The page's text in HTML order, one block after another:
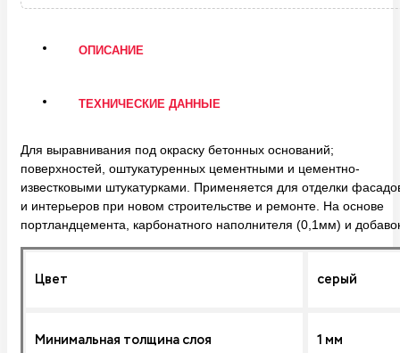
ОПИСАНИЕ
ТЕХНИЧЕСКИЕ ДАННЫЕ
Для выравнивания под окраску бетонных оснований;
поверхностей, оштукатуренных цементными и цементно-
известковыми штукатурками. Применяется для отделки
и интерьеров при новом строительстве и ремонте. На основе
портландцемента, карбонатного наполнителя (0,1мм) и
Цвет серый
Минимальная толщина слоя 1 мм